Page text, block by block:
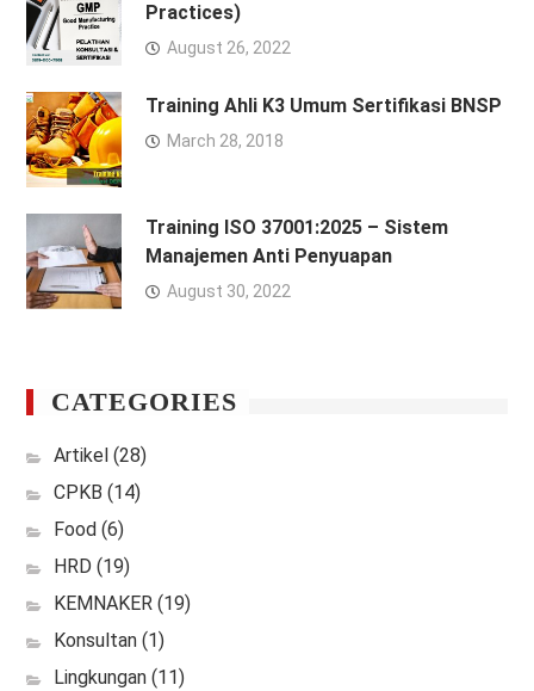
Practices)
August 26, 2022
Training Ahli K3 Umum Sertifikasi BNSP
March 28, 2018
Training ISO 37001:2025 – Sistem
Manajemen Anti Penyuapan
August 30, 2022
CATEGORIES
Artikel (28)
CPKB (14)
Food (6)
HRD (19)
KEMNAKER(19)
Konsultan(1)
Lingkungan(11)